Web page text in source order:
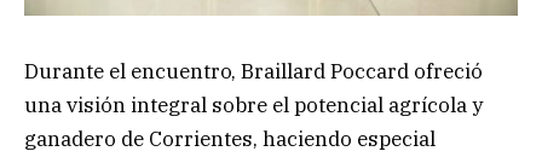
Durante el encuentro, Braillard Poccard ofreció
una visión integral sobre el potencial agrícola y
ganadero de Corrientes, haciendo especial